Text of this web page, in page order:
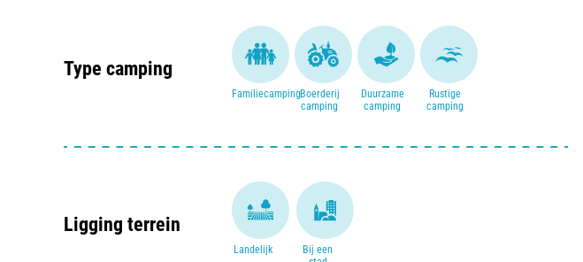
Type camping
FamiliecampingBoerderij
camping
Duurzame
camping
Rustige
camping
Ligging terrein
Landelijk
Bij een